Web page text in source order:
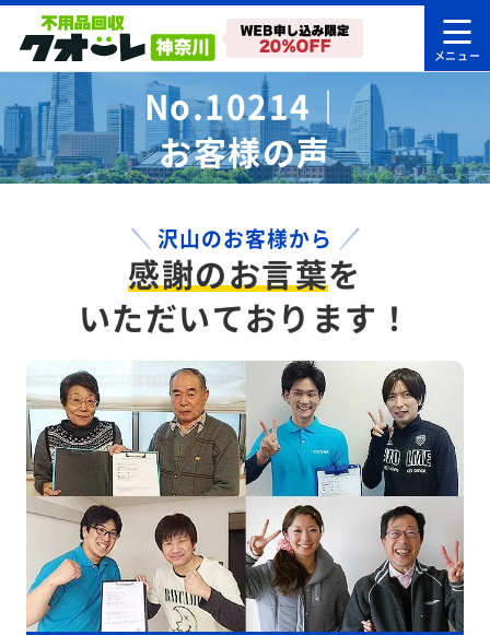
No.10214｜
お客様の声
沢山のお客様から
感謝のお言葉を
いただいております！